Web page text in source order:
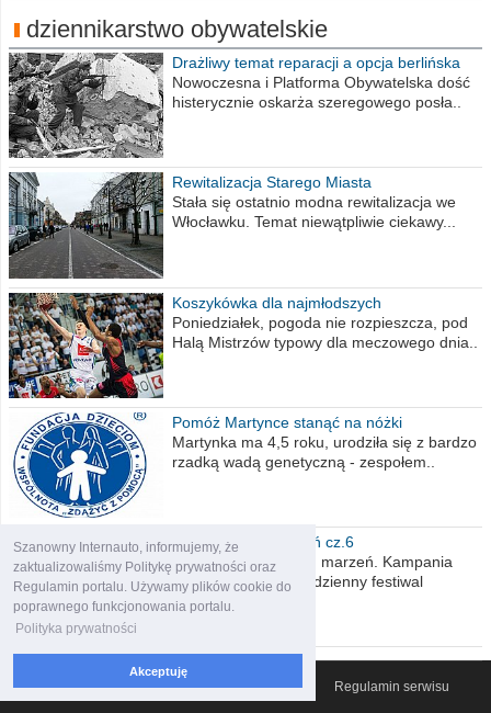
Szanowny Internauto, informujemy, że
zaktualizowaliśmy Politykę prywatności oraz
Regulamin portalu. Używamy plików cookie do
poprawnego funkcjonowania portalu.
Polityka prywatności
Akceptuję
dziennikarstwo obywatelskie
Drażliwy temat reparacji a opcja berlińska
Nowoczesna i Platforma Obywatelska dość
histerycznie oskarża szeregowego posła..
Rewitalizacja Starego Miasta
Stała się ostatnio modna rewitalizacja we
Włocławku. Temat niewątpliwie ciekawy...
Koszykówka dla najmłodszych
Poniedziałek, pogoda nie rozpieszcza, pod
Halą Mistrzów typowy dla meczowego dnia..
Pomóż Martynce stanąć na nóżki
Martynka ma 4,5 roku, urodziła się z bardzo
rzadką wadą genetyczną - zespołem..
Polska moich marzeń cz.6
Nadszedł kres moich marzeń. Kampania
wyborcza czyli niecodzienny festiwal
obietnic,..
© 2007-2026 Włocławski Portal informacyjny Regulamin serwisu